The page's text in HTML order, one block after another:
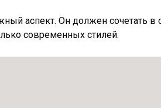
аспект. Он должен сочетать в
современных стилей.